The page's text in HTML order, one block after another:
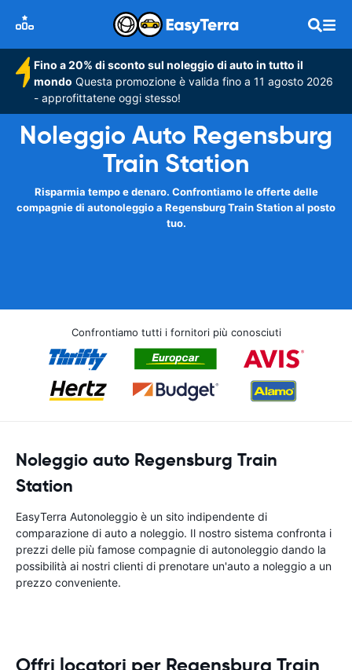
Fino a 20% di sconto sul noleggio di auto in tutto il
mondo Questa promozione è valida fino a 11 agosto 2026
- approfittatene oggi stesso!
Noleggio Auto Regensburg
Train Station
Risparmia tempo e denaro. Confrontiamo le offerte delle
compagnie di autonoleggio a Regensburg Train Station al posto
tuo.
Confrontiamo tutti i fornitori più conosciuti
Noleggio auto Regensburg Train
Station
EasyTerra Autonoleggio è un sito indipendente di
comparazione di auto a noleggio. Il nostro sistema confronta i
prezzi delle più famose compagnie di autonoleggio dando la
possibilità ai nostri clienti di prenotare un'auto a noleggio a un
prezzo conveniente.
Offri locatori per Regensburg Train